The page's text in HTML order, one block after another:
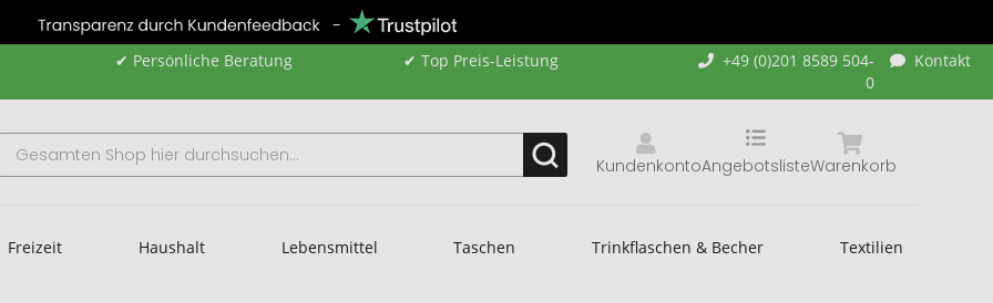
✔ Persönliche Beratung ✔ Top Preis-Leistung
+49 (0)201 8589 504-
0
Kontakt
Kundenkonto Warenkorb
Angebotsliste
Freizeit Haushalt Lebensmittel Taschen Trinkflaschen & Becher Textilien